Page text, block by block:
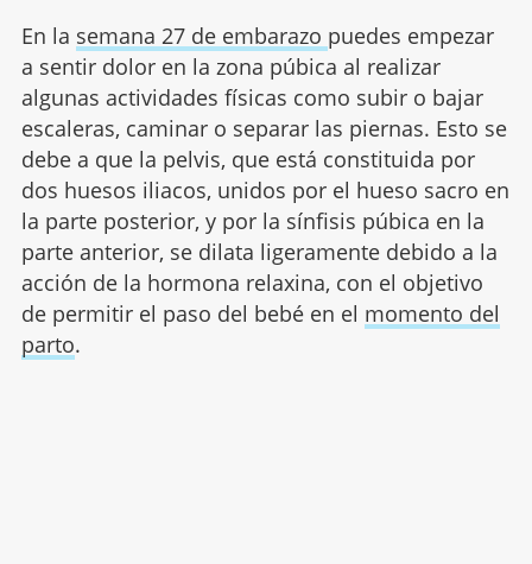
En la semana 27 de embarazo puedes empezar
a sentir dolor en la zona púbica al realizar
algunas actividades físicas como subir o bajar
escaleras, caminar o separar las piernas. Esto se
debe a que la pelvis, que está constituida por
dos huesos iliacos, unidos por el hueso sacro en
la parte posterior, y por la sínfisis púbica en la
parte anterior, se dilata ligeramente debido a la
acción de la hormona relaxina, con el objetivo
de permitir el paso del bebé en el momento del
parto.